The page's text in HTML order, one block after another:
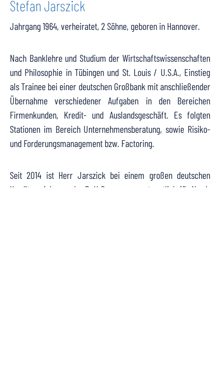
Stefan Jarszick
Jahrgang 1964, verheiratet, 2 Söhne, geboren in Hannover.
Nach Banklehre und Studium der Wirtschaftswissenschaften
und Philosophie in Tübingen und St. Louis / U.S.A., Einstieg
als Trainee bei einer deutschen Großbank mit anschließender
Übernahme verschiedener Aufgaben in den Bereichen
Firmenkunden, Kredit- und Auslandsgeschäft. Es folgten
Stationen im Bereich Unternehmensberatung, sowie Risiko-
und Forderungsmanagement bzw. Factoring.
Seit 2014 ist Herr Jarszick bei einem großen deutschen
Kreditversicherer, der R+V-Gruppe, verantwortlich für Nord-